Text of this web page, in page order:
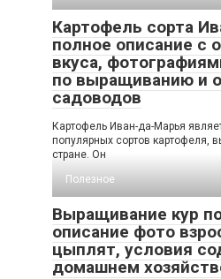
Картофель сорта
полное описание с
вкуса,
по выращиванию и
садоводов
Картофель Иван-да-Марья
популярных сортов картофеля,
стране. Он
Полезное
Выращивание кур
описание фото
цыплят, условия
домашнем